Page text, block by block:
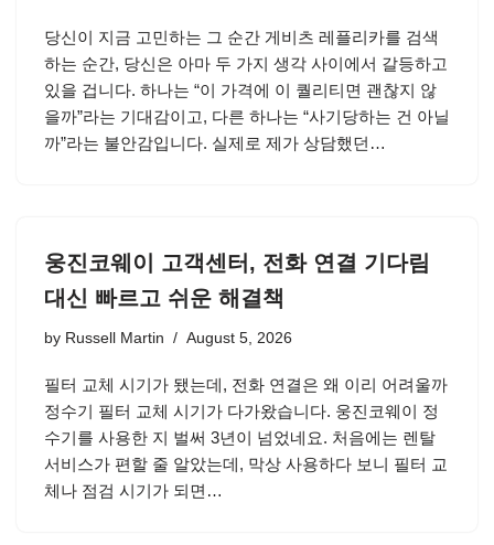
당신이 지금 고민하는 그 순간 게비츠 레플리카를 검색
하는 순간, 당신은 아마 두 가지 생각 사이에서 갈등하고
있을 겁니다. 하나는 “이 가격에 이 퀄리티면 괜찮지 않
을까”라는 기대감이고, 다른 하나는 “사기당하는 건 아닐
까”라는 불안감입니다. 실제로 제가 상담했던…
웅진코웨이 고객센터, 전화 연결 기다림
대신 빠르고 쉬운 해결책
by Russell Martin August 5, 2026
필터 교체 시기가 됐는데, 전화 연결은 왜 이리 어려울까
정수기 필터 교체 시기가 다가왔습니다. 웅진코웨이 정
수기를 사용한 지 벌써 3년이 넘었네요. 처음에는 렌탈
서비스가 편할 줄 알았는데, 막상 사용하다 보니 필터 교
체나 점검 시기가 되면…